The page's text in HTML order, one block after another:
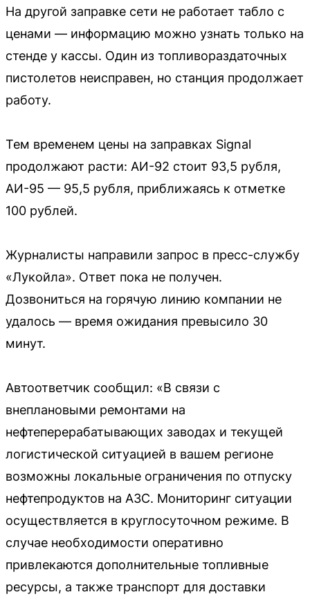
На другой заправке сети не работает табло с
ценами — информацию можно узнать только на
стенде у кассы. Один из топливораздаточных
пистолетов неисправен, но станция продолжает
работу.
Тем временем цены на заправках Signal
продолжают расти: АИ-92 стоит 93,5 рубля,
АИ-95 — 95,5 рубля, приближаясь к отметке
100 рублей.
Журналисты направили запрос в пресс-службу
«Лукойла». Ответ пока не получен.
Дозвониться на горячую линию компании не
удалось — время ожидания превысило 30
минут.
Автоответчик сообщил: «В связи с
внеплановыми ремонтами на
нефтеперерабатывающих заводах и текущей
логистической ситуацией в вашем регионе
возможны локальные ограничения по отпуску
нефтепродуктов на АЗС. Мониторинг ситуации
осуществляется в круглосуточном режиме. В
случае необходимости оперативно
привлекаются дополнительные топливные
ресурсы, а также транспорт для доставки